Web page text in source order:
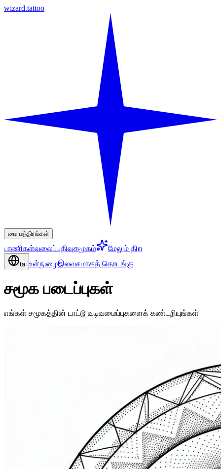
wizard.tattoo
மை மந்திரங்கள்
பாணிகள்வலைப்பதிவுசமூகம் மேலும் திற
ta உள்நுழைஇலவசமாகத் தொடங்கு
சமூக படைப்புகள்
எங்கள் சமூகத்தின் டாட்டூ வடிவமைப்புகளைக் கண்டறியுங்கள்